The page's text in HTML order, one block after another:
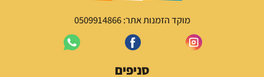
מוקד הזמנות אתר: 0509914866
סניפים